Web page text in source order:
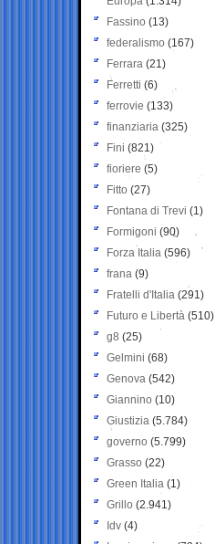
Fassino (13)
federalismo (167)
Ferrara (21)
Ferretti (6)
ferrovie (133)
finanziaria (325)
Fini (821)
fioriere (5)
Fitto (27)
Fontana di Trevi (1)
Formigoni (90)
Forza Italia (596)
frana (9)
Fratelli d'Italia (291)
Futuro e Libertà (510)
g8 (25)
Gelmini (68)
Genova (542)
Giannino (10)
Giustizia (5.784)
governo (5.799)
Grasso (22)
Green Italia (1)
Grillo (2.941)
Idv (4)